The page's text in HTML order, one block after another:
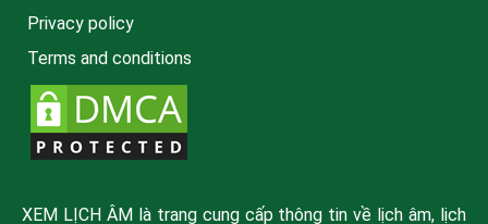
Privacy policy
Terms and conditions
XEM LỊCH ÂM là trang cung cấp thông tin về lịch âm, lịch